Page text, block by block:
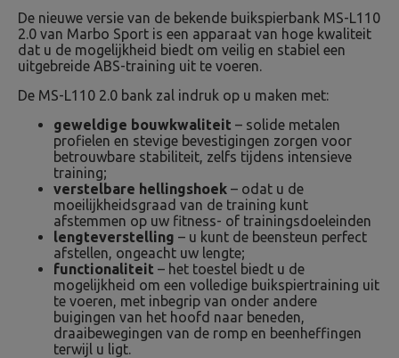
De nieuwe versie van de bekende buikspierbank MS-L110
2.0 van Marbo Sport is een apparaat van hoge kwaliteit
dat u de mogelijkheid biedt om veilig en stabiel een
uitgebreide ABS-training uit te voeren.
De MS-L110 2.0 bank zal indruk op u maken met:
geweldige bouwkwaliteit – solide metalen
profielen en stevige bevestigingen zorgen voor
betrouwbare stabiliteit, zelfs tijdens intensieve
training;
verstelbare hellingshoek – odat u de
moeilijkheidsgraad van de training kunt
afstemmen op uw fitness- of trainingsdoeleinden
lengteverstelling – u kunt de beensteun perfect
afstellen, ongeacht uw lengte;
functionaliteit – het toestel biedt u de
mogelijkheid om een volledige buikspiertraining uit
te voeren, met inbegrip van onder andere
buigingen van het hoofd naar beneden,
draaibewegingen van de romp en beenheffingen
terwijl u ligt.